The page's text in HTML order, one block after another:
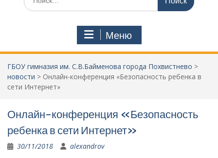
по:
Меню
ГБОУ гимназия им. С.В.Байменова города Похвистнево >
новости > Онлайн-конференция «Безопасность ребенка в
сети Интернет»
Онлайн-конференция «Безопасность
ребенка в сети Интернет»
30/11/2018 alexandrov